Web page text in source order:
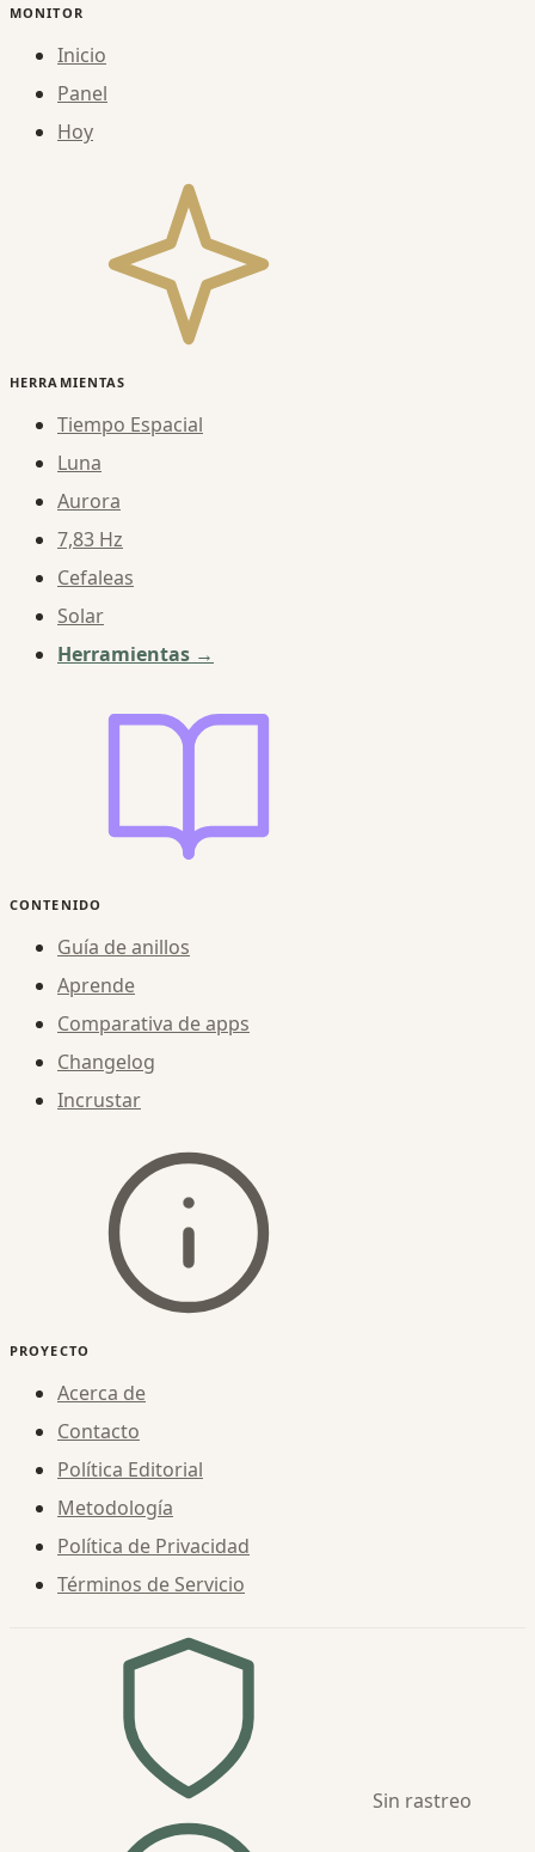
MONITOR
Inicio
Panel
Hoy
HERRAMIENTAS
Tiempo Espacial
Luna
Aurora
7,83 Hz
Cefaleas
Solar
Herramientas →
CONTENIDO
Guía de anillos
Aprende
Comparativa de apps
Changelog
Incrustar
PROYECTO
Acerca de
Contacto
Política Editorial
Metodología
Política de Privacidad
Términos de Servicio
Sin rastreo